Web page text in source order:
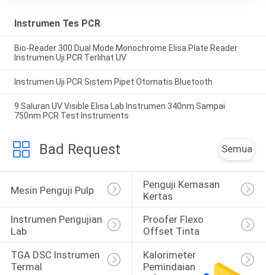
Instrumen Tes PCR
Bio-Reader 300 Dual Mode Monochrome Elisa Plate Reader
Instrumen Uji PCR Terlihat UV
Instrumen Uji PCR Sistem Pipet Otomatis Bluetooth
9 Saluran UV Visible Elisa Lab Instrumen 340nm Sampai
750nm PCR Test Instruments
Bad Request Semua
Mesin Penguji Pulp
Penguji Kemasan
Kertas
Instrumen Pengujian
Lab
Proofer Flexo
Offset Tinta
TGA DSC Instrumen
Termal
Kalorimeter
Pemindaian